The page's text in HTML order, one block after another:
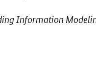
Information